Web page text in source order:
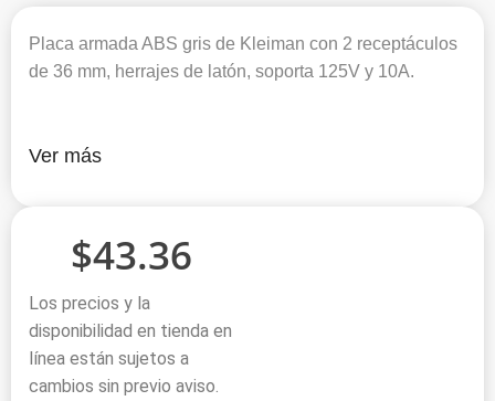
Placa armada ABS gris de Kleiman con 2 receptáculos
de 36 mm, herrajes de latón, soporta 125V y 10A.
Ver más
$43.36
Los precios y la
disponibilidad en tienda en
línea están sujetos a
cambios sin previo aviso.